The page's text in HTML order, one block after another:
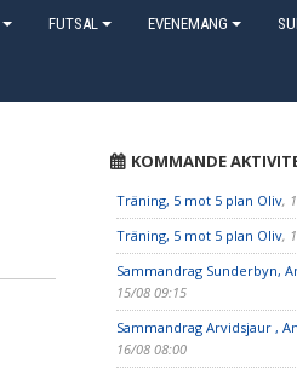
FUTSAL EVENEMANG
KOMMANDE
Träning, 5 mot 5 plan Oliv,
Träning, 5 mot 5 plan Oliv,
Sammandrag Sunderbyn,
15/08 09:15
Sammandrag Arvidsjaur ,
16/08 08:00